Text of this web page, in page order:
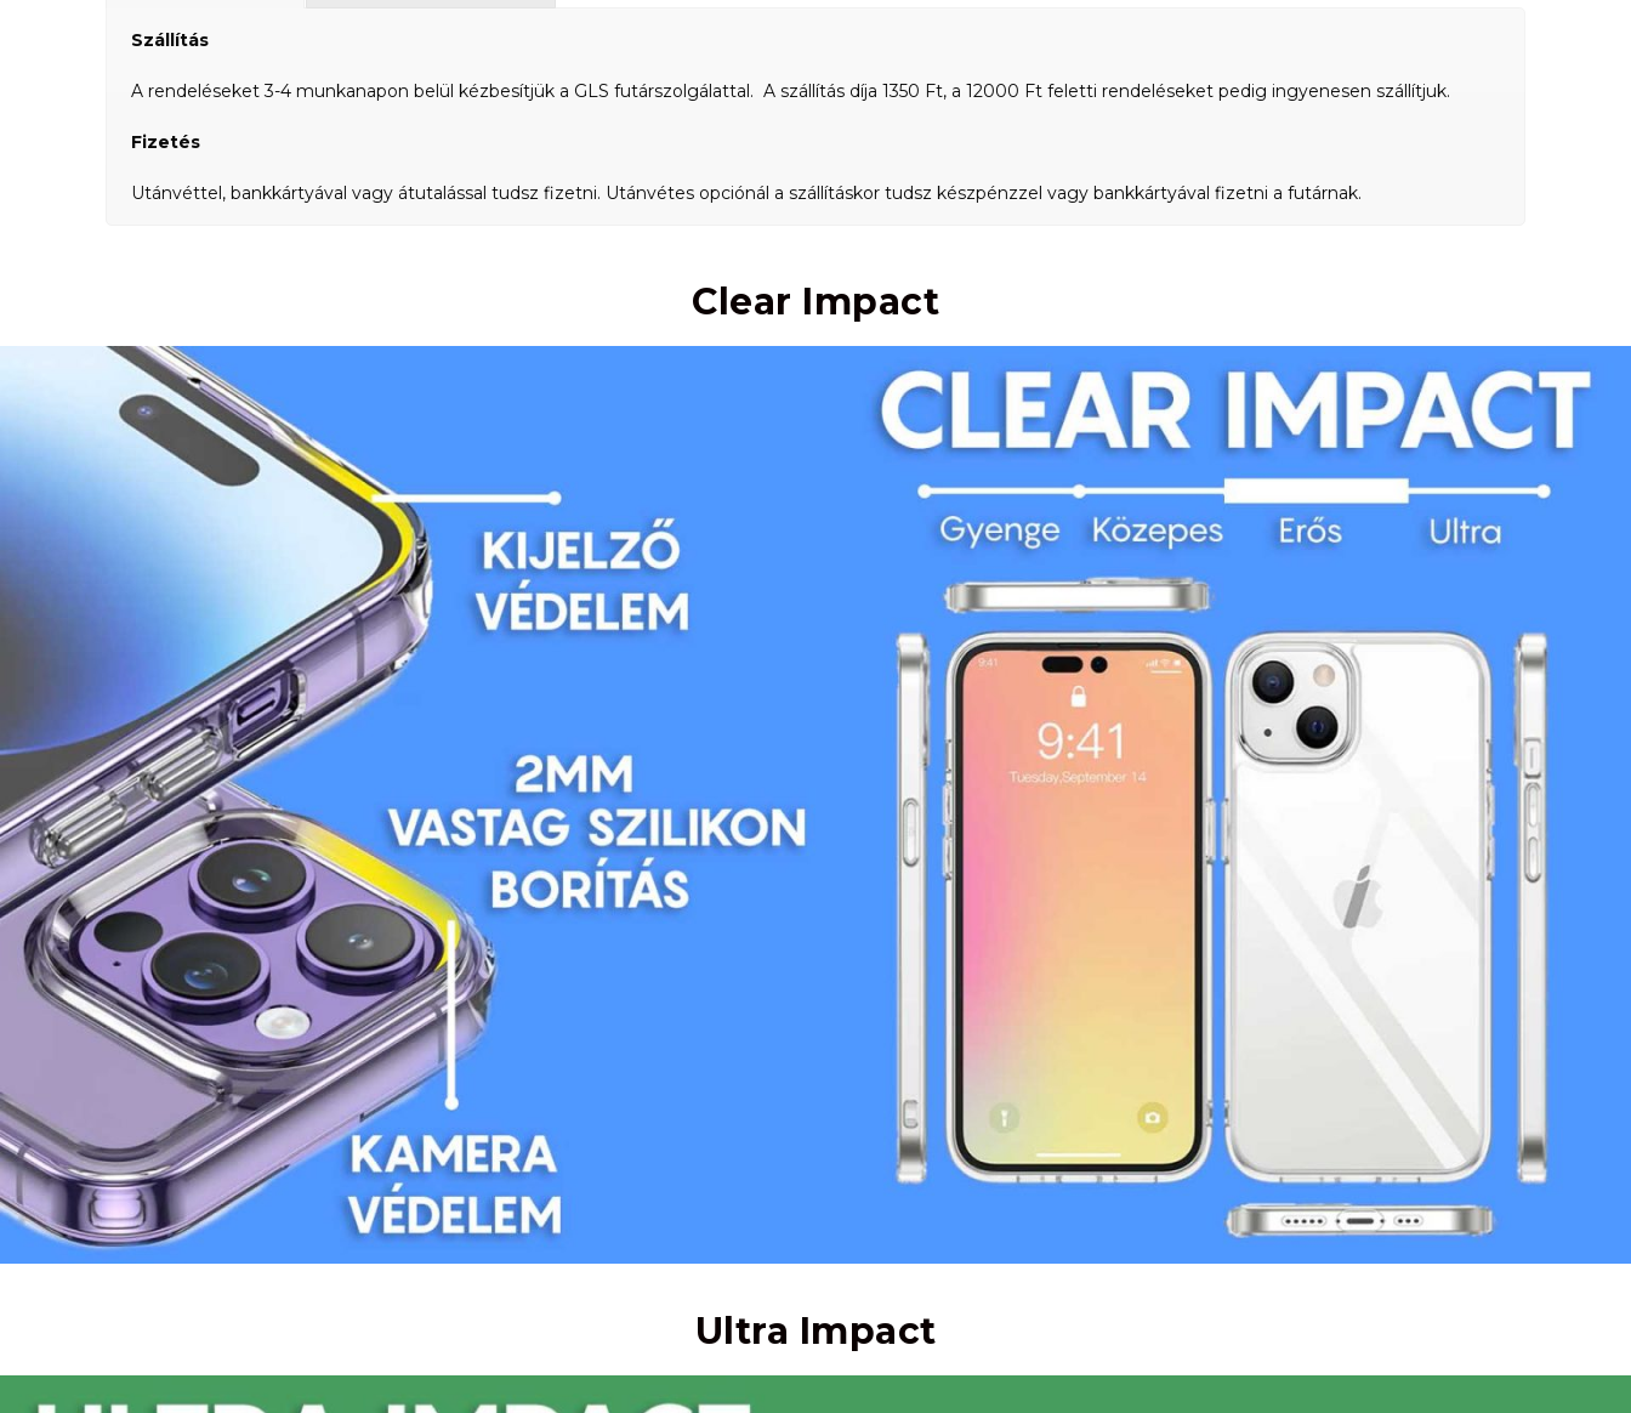
Szállítás
A rendeléseket 3-4 munkanapon belül kézbesítjük a GLS futárszolgálattal. A szállítás díja 1350 Ft, a 12000 Ft feletti rendeléseket pedig ingyenesen szállítjuk.
Fizetés
Utánvéttel, bankkártyával vagy átutalással tudsz fizetni. Utánvétes opciónál a szállításkor tudsz készpénzzel vagy bankkártyával fizetni a futárnak.
Clear Impact
Ultra Impact